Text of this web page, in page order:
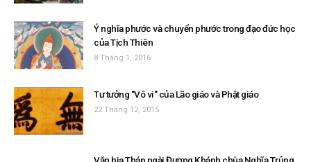
Ý nghĩa phước và chuyển phước trong đạo đức học
của Tịch Thiên
8 Tháng 1, 2016
Tư tưởng "Vô vi" của Lão giáo và Phật giáo
22 Tháng 12, 2015